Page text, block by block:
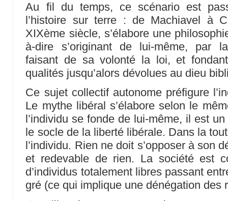
Au fil du temps, ce scénario est
l’histoire sur terre : de Machiavel à
XIXème siècle, s’élabore une
à-dire s’originant de lui-même, par
faisant de sa volonté la loi, et
qualités jusqu’alors dévolues au dieu
Ce sujet collectif autonome préfigure
Le mythe libéral s’élabore selon le
l’individu se fonde de lui-même, il est
le socle de la liberté libérale. Dans la
l’individu. Rien ne doit s’opposer à son
et redevable de rien. La société est
d’individus totalement libres passant
gré (ce qui implique une dénégation des